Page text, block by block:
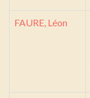
FAURE, Léon